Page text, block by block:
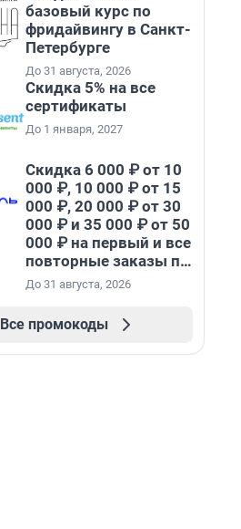
базовый курс по
фридайвингу в Санкт-
Петербурге
До 31 августа, 2026
Скидка 5% на все
сертификаты
До 1 января, 2027
Скидка 6 000 ₽ от 10
000 ₽, 10 000 ₽ от 15
000 ₽, 20 000 ₽ от 30
000 ₽ и 35 000 ₽ от 50
000 ₽ на первый и все
повторные заказы по
промокоду НАБЕРИ
До 31 августа, 2026
Все промокоды